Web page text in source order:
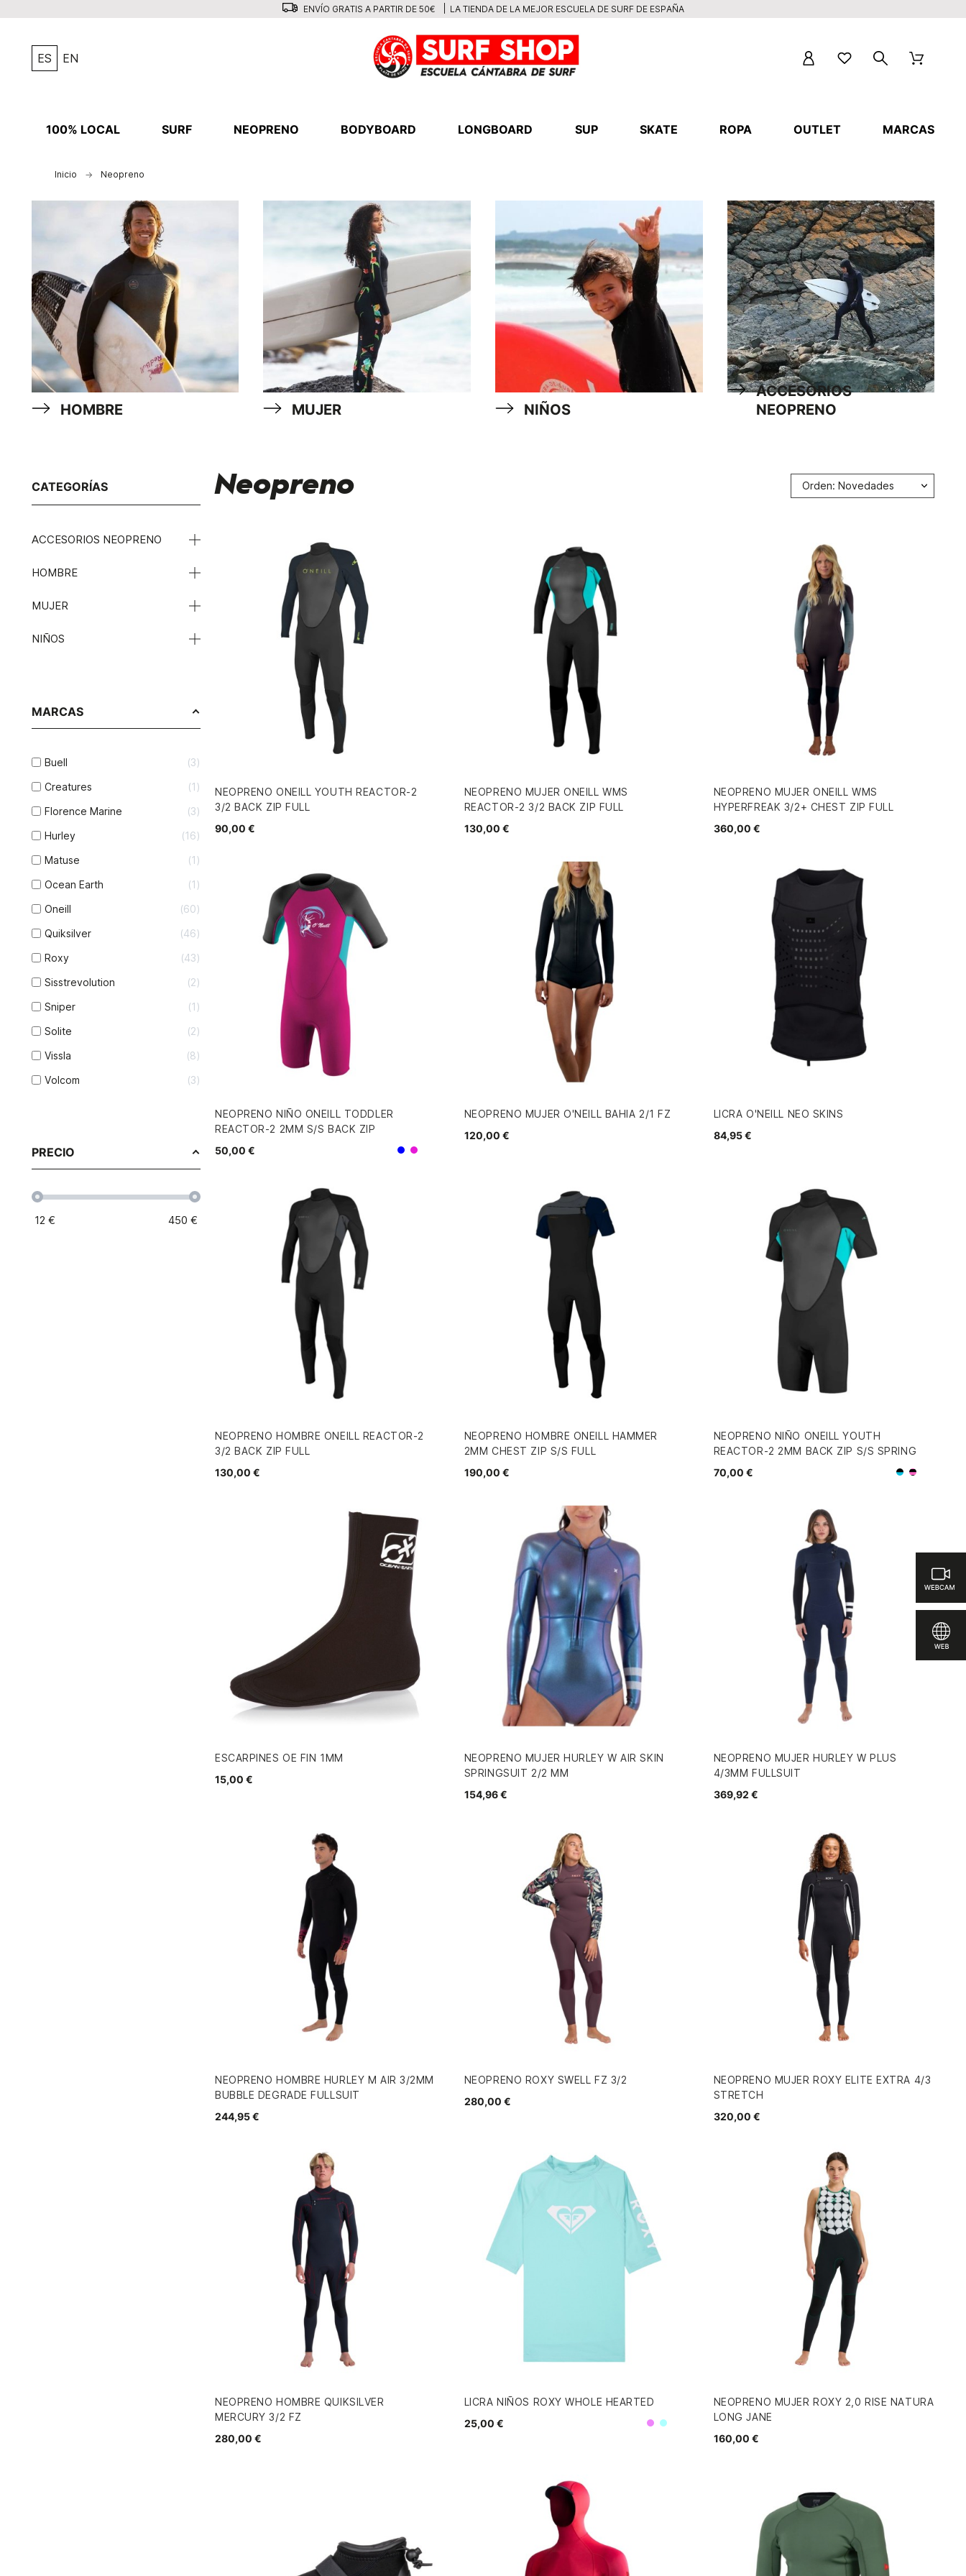
ENVÍO GRATIS A PARTIR DE 50€ LA TIENDA DE LA MEJOR ESCUELA DE SURF DE ESPAÑA
ES EN
100% LOCAL SURF NEOPRENO BODYBOARD LONGBOARD SUP SKATE ROPA OUTLET MARCAS
Inicio Neopreno
HOMBRE MUJER NIÑOS
ACCESORIOS
NEOPRENO
CATEGORÍAS
ACCESORIOS NEOPRENO
HOMBRE
MUJER
NIÑOS
MARCAS
Buell
3
Creatures
1
Florence Marine
3
Hurley
16
Matuse
1
Ocean Earth
1
Oneill
60
Quiksilver
46
Roxy
43
Sisstrevolution
2
Sniper
1
Solite
2
Vissla
8
Volcom
3
PRECIO
12 € 450 €
Neopreno Orden: Novedades
NEOPRENO ONEILL YOUTH REACTOR-2
3/2 BACK ZIP FULL
90,00 €
NEOPRENO MUJER ONEILL WMS
REACTOR-2 3/2 BACK ZIP FULL
130,00 €
NEOPRENO MUJER ONEILL WMS
HYPERFREAK 3/2+ CHEST ZIP FULL
360,00 €
NEOPRENO NIÑO ONEILL TODDLER
REACTOR-2 2MM S/S BACK ZIP
50,00 €
AzulRosa
NEOPRENO MUJER O'NEILL BAHIA 2/1 FZ
120,00 €
LICRA O'NEILL NEO SKINS
84,95 €
NEOPRENO HOMBRE ONEILL REACTOR-2
3/2 BACK ZIP FULL
130,00 €
NEOPRENO HOMBRE ONEILL HAMMER
2MM CHEST ZIP S/S FULL
190,00 €
NEOPRENO NIÑO ONEILL YOUTH
REACTOR-2 2MM BACK ZIP S/S SPRING
70,00 €
Negro/Azul
Negro/
ESCARPINES OE FIN 1MM
15,00 €
NEOPRENO MUJER HURLEY W AIR SKIN
SPRINGSUIT 2/2 MM
154,96 €
NEOPRENO MUJER HURLEY W PLUS
4/3MM FULLSUIT
369,92 €
NEOPRENO HOMBRE HURLEY M AIR 3/2MM
BUBBLE DEGRADE FULLSUIT
244,95 €
NEOPRENO ROXY SWELL FZ 3/2
280,00 €
NEOPRENO MUJER ROXY ELITE EXTRA 4/3
STRETCH
320,00 €
NEOPRENO HOMBRE QUIKSILVER
MERCURY 3/2 FZ
280,00 €
LICRA NIÑOS ROXY WHOLE HEARTED
25,00 €
Morado
Turquesa
NEOPRENO MUJER ROXY 2,0 RISE NATURA
LONG JANE
160,00 €